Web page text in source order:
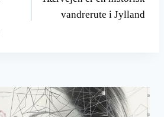
vandrerute i Jylland